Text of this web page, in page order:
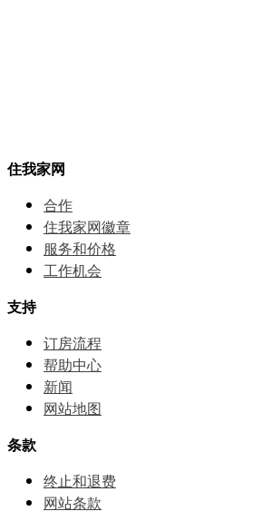
住我家网
合作
住我家网徽章
服务和价格
⼯作机会
支持
订房流程
帮助中⼼
新闻
网站地图
条款
终止和退费
网站条款